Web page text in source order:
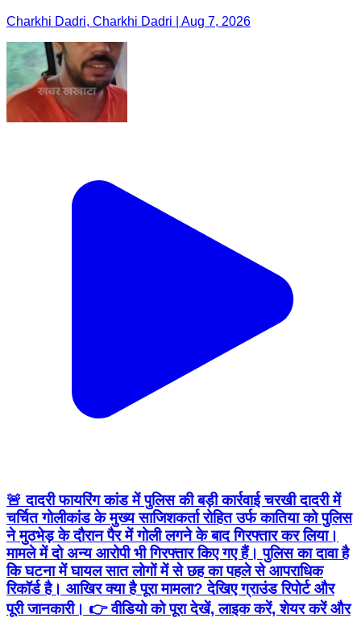
Charkhi Dadri, Charkhi Dadri | Aug 7, 2026
🚨 दादरी फायरिंग कांड में पुलिस की बड़ी कार्रवाई चरखी दादरी में
चर्चित गोलीकांड के मुख्य साजिशकर्ता रोहित उर्फ कातिया को पुलिस
ने मुठभेड़ के दौरान पैर में गोली लगने के बाद गिरफ्तार कर लिया।
मामले में दो अन्य आरोपी भी गिरफ्तार किए गए हैं। पुलिस का दावा है
कि घटना में घायल सात लोगों में से छह का पहले से आपराधिक
रिकॉर्ड है। आखिर क्या है पूरा मामला? देखिए ग्राउंड रिपोर्ट और
पूरी जानकारी। 👉 वीडियो को पूरा देखें, लाइक करें, शेयर करें और